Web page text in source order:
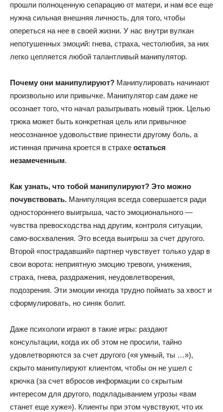
прошли полноценную сепарацию от матери, и нам все еще
нужна сильная внешняя личность, для того, чтобы
опереться на нее в своей жизни. У нас внутри вулкан
непотушенных эмоций: гнева, страха, честолюбия, за них
легко цепляется любой талантливый манипулятор.
Почему они манипулируют? Манипулировать начинают
произвольно или привычке. Манипулятор сам даже не
осознает того, что начал разыгрывать новый трюк. Целью
трюка может быть конкретная цель или привычное
неосознанное удовольствие принести другому боль, а
истинная причина кроется в страхе остаться
незамеченным.
Как узнать, что тобой манипулируют? Это можно
почувствовать. Манипуляция всегда совершается ради
одностороннего выигрыша, часто эмоционального —
чувства превосходства над другим, контроля ситуации,
само-восхваления. Это всегда выигрыш за счет другого.
Второй «пострадавший» партнер чувствует только удар в
свои ворота: неприятную эмоцию тревоги, унижения,
страха, гнева, раздражения, неудовлетворения,
подозрения. Эти эмоции иногда трудно поймать за хвост и
сформулировать, но синяк болит.
Даже психологи играют в такие игры: раздают
консультации, когда их об этом не просили, тайно
удовлетворяются за счет другого («я умный, ты …»),
скрыто манипулируют клиентом, чтобы он не ушел с
крючка (за счет вбросов информации со скрытым
интересом для другого, подкладыванием угрозы «вам
станет еще хуже»). Клиенты при этом чувствуют, что их